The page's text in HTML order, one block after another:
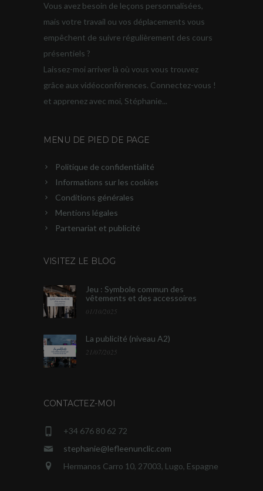
Vous avez besoin de leçons personnalisées,
mais votre travail ou vos déplacements vous
empêchent de suivre régulièrement des cours
présentiels ?
Laissez-moi arriver là où vous vous trouvez
grâce aux vidéoconférences. Connectez-vous !
et apprenez avec moi, Stéphanie...
MENU DE PIED DE PAGE
Politique de confidentialité
Informations sur les cookies
Conditions générales
Mentions légales
Partenariat et publicité
VISITEZ LE BLOG
Jeu : Symbole commun des
vêtements et des accessoires
01/10/2025
La publicité (niveau A2)
21/07/2025
CONTACTEZ-MOI
+34 676 80 62 72
stephanie@lefleenunclic.com
Hermanos Carro 10, 27003, Lugo, Espagne